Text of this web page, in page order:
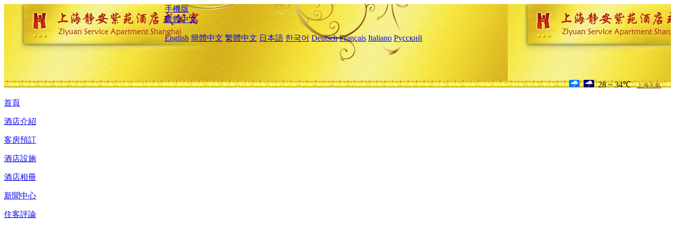
手機版
繁體中文
English 簡體中文 繁體中文 日本語 한국어 Deutsch Français Italiano Русский
28 ~ 34℃ 上海天氣
首頁
酒店介紹
客房預訂
酒店設施
酒店相冊
新聞中心
住客評論